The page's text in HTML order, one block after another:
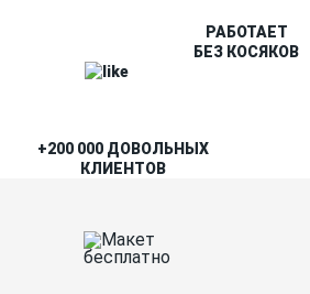
РАБОТАЕТ
БЕЗ КОСЯКОВ
+200 000 ДОВОЛЬНЫХ
КЛИЕНТОВ